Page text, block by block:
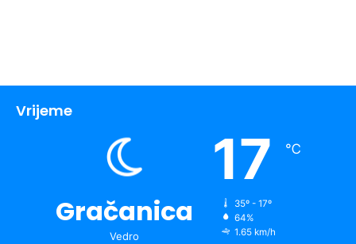
Vrijeme
Gračanica
Vedro
17 ℃
35º - 17º
64%
1.65 km/h